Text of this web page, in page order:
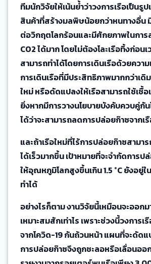
ทีมนักวิจัยให้เน้นย้ำว่าวงการเรือเป็นรู
สินค้าที่สร้างมลพิษน้อยกว่าหนทางอื่น
ต่อวิกฤตโลกร้อนและมีศักยภาพในกา
CO2 ได้มาก โดยไม่ต้องโละเรือทิ้งก่อน
สามารถทำได้โดยการเดินเรือด้วยควา
การเดินเรือที่มีประสิทธิภาพมากกว่าเดิ
ใหม่ หรือดัดแปลงให้เรือสามารถใช้เชื้
ยิ่งหากมีการวางนโยบายบังคับควบคู่กั
ได้ว่าจะสามารถลดการปล่อยก๊าซจากเ
และถ้าเรือใหม่ที่ไร้การปล่อยก๊าซสามา
ได้เร็วมากขึ้น เป้าหมายที่จะจำกัดการป
ให้อุณหภูมิโลกสูงขึ้นเกิน 1.5 °C ยังอยู่
ทำได้
อย่างไรก็ตาม งานวิจัยนี้เหมือนจะออกม
เหมาะสมสักเท่าไร เพราะช่วงนี้วงการ
จากโควิด-19 กันถ้วนหน้า แผนที่จะดัด
การปล่อยก๊าซจึงถูกชะลอหรือเลื่อนออ